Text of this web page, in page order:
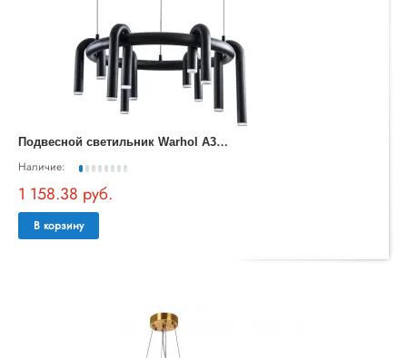
П
одвесной светильник Warhol A3258LM-30BK
Наличие:
1 158.38 руб.
В корзину